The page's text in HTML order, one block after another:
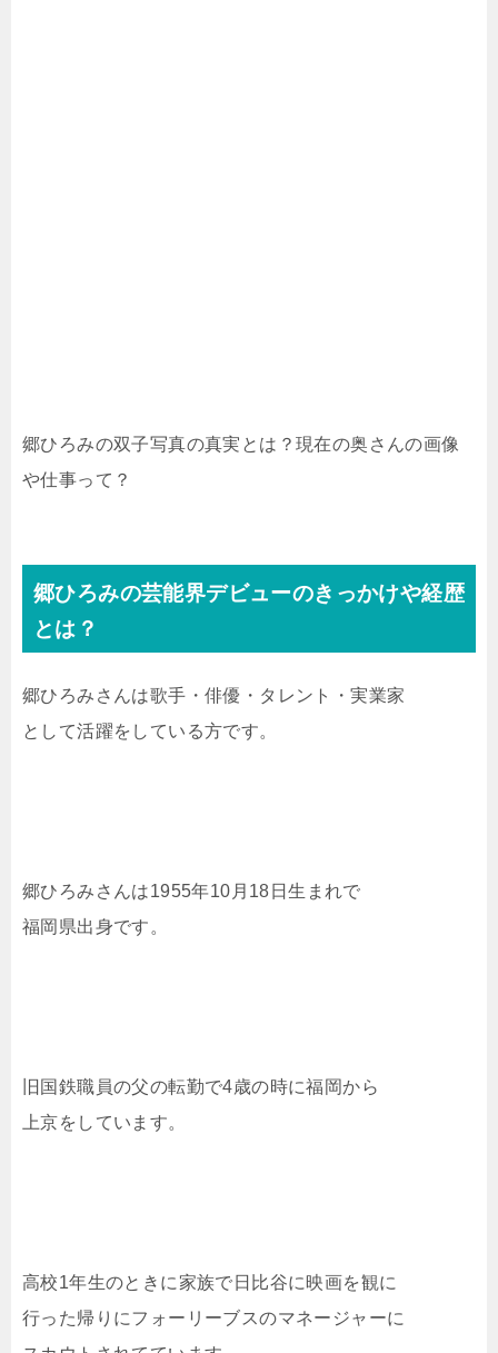
郷ひろみの双子写真の真実とは？現在の奥さんの画像
や仕事って？
郷ひろみの芸能界デビューのきっかけや経歴
とは？
郷ひろみさんは歌手・俳優・タレント・実業家
として活躍をしている方です。
郷ひろみさんは1955年10月18日生まれで
福岡県出身です。
旧国鉄職員の父の転勤で4歳の時に福岡から
上京をしています。
高校1年生のときに家族で日比谷に映画を観に
行った帰りにフォーリーブスのマネージャーに